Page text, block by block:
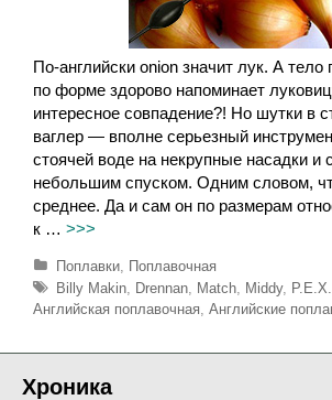
По-английски оnion значит лук. А тело
по форме здорово напоминает
интересное совпадение?! Но шутки в
ваглер — вполне серьезный
стоячей воде на некрупные насадки и
небольшим спуском. Одним словом,
среднее. Да и сам он по размерам
к … >>>
Р
у
б
и
Поплавки,
Поплавочная
М
е
к
Billy Makin, Drennan, Match, Middy,
Английская поплавочная Английские
Хроника